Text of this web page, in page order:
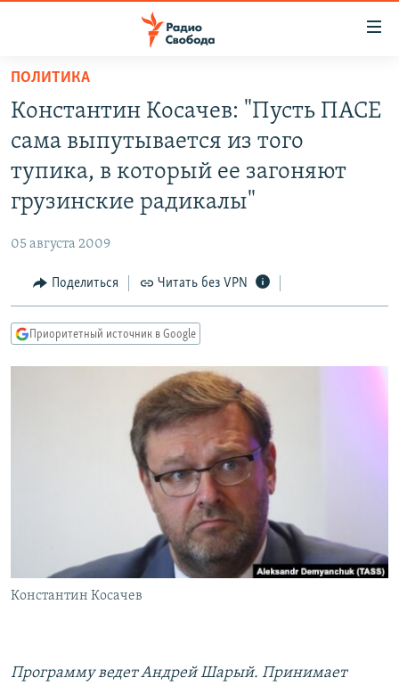
упрощенного
доступа
основному
содержанию
Вернутся
навигации
Вернутся
АВТОРСКИЕ ПРОЕКТЫ
КУЛЬТУРА
IDEL.РЕАЛИИ
КАВКАЗ.РЕАЛИИ
РАСПИСАНИЕ ВЕЩАНИЯ
ПОДПИШИТЕСЬ НА РАССЫЛКУ
ПОЛИТИКА
Константин Косачев: "Пусть ПАСЕ
сама выпутывается из того
тупика, в который ее загоняют
грузинские радикалы"
05 августа 2009
Поделиться Читать без VPN
Приоритетный источник в Google
Константин Косачев
Программу ведет Андрей Шарый. Принимает